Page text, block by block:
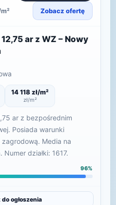
Zobacz ofertę
ar z WZ – Nowy
14 118 zł/m²
zł/m²
ar z bezpośrednim
Posiada warunki
Media na
działki: 1617.
96%
ogłoszenia